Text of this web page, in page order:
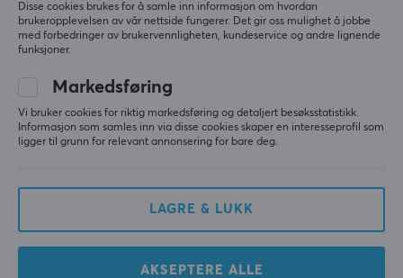
Level 27
Exotic Immortal
PC
Nintendo
Mer fra vårt fellesskap
Disse cookies brukes for å samle inn informasjon om hvordan
brukeropplevelsen av vår nettside fungerer. Det gir oss mulighet å jobbe
med forbedringer av brukervennligheten, kundeservice og andre lignende
funksjoner.
Markedsføring
Vi bruker cookies for riktig markedsføring og detaljert besøksstatistikk.
Informasjon som samles inn via disse cookies skaper en interesseprofil som
ligger til grunn for relevant annonsering for bare deg.
LAGRE & LUKK
AKSEPTERE ALLE